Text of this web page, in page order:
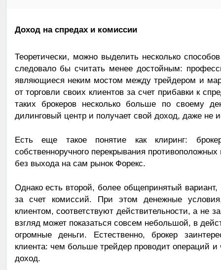
Доход на спредах и комиссии
Теоретически, можно выделить несколько
следовало бы считать менее достойным:
являющиеся неким мостом между трейдером и
от торговли своих клиентов за счет прибавки к
таких брокеров несколько больше по своему
дилинговый центр и получает свой доход, даже не
Есть еще такое понятие как клиринг:
собственноручного перекрывания
без выхода на сам рынок Форекс.
Однако есть второй, более общепринятый
за счет комиссий. При этом денежные
клиентом, соответствуют действительности, а не
взгляд может показаться совсем небольшой, в
огромные деньги. Естественно, брокер
клиента: чем больше трейдер проводит операций
доход.